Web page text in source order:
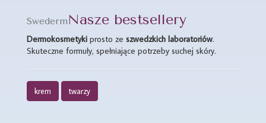
Swederm Nasze bestsellery
Dermokosmetyki prosto ze szwedzkich laboratoriów.
Skuteczne formuły, spełniające potrzeby suchej skóry.
krem twarzy